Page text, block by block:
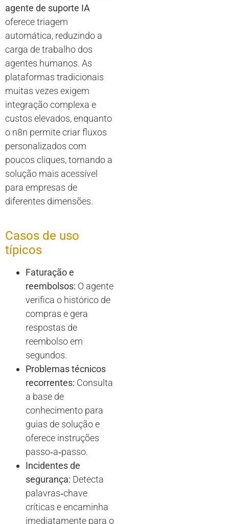
agente de suporte IA
oferece triagem
automática, reduzindo a
carga de trabalho dos
agentes humanos. As
plataformas tradicionais
muitas vezes exigem
integração complexa e
custos elevados, enquanto
o n8n permite criar fluxos
personalizados com
poucos cliques, tornando a
solução mais acessível
para empresas de
diferentes dimensões.
Casos de uso
típicos
Faturação e
reembolsos: O agente
verifica o histórico de
compras e gera
respostas de
reembolso em
segundos.
Problemas técnicos
recorrentes: Consulta
a base de
conhecimento para
guias de solução e
oferece instruções
passo‑a‑passo.
Incidentes de
segurança: Detecta
palavras‑chave
críticas e encaminha
imediatamente para o